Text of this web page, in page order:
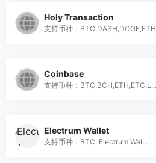
Holy Transaction
支持币种：
Coinbase
支持币种：BTC,BCH,ETH,ETC,L...
Electrum Wallet
支持币种：BTC, Electrum Wal...